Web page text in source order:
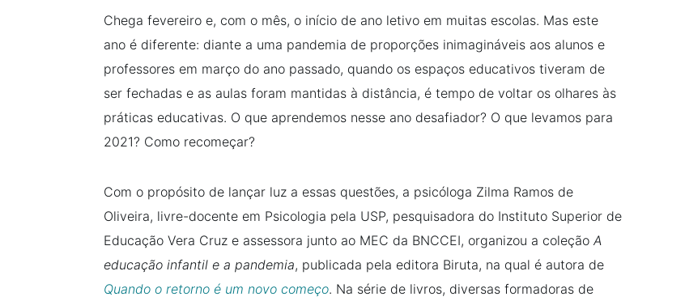
Chega fevereiro e, com o mês, o início de ano letivo em muitas escolas. Mas este
ano é diferente: diante a uma pandemia de proporções inimagináveis aos alunos e
professores em março do ano passado, quando os espaços educativos tiveram de
ser fechadas e as aulas foram mantidas à distância, é tempo de voltar os olhares às
práticas educativas. O que aprendemos nesse ano desafiador? O que levamos para
2021? Como recomeçar?
Com o propósito de lançar luz a essas questões, a psicóloga Zilma Ramos de
Oliveira, livre-docente em Psicologia pela USP, pesquisadora do Instituto Superior de
Educação Vera Cruz e assessora junto ao MEC da BNCCEI, organizou a coleção A
educação infantil e a pandemia, publicada pela editora Biruta, na qual é autora de
Quando o retorno é um novo começo. Na série de livros, diversas formadoras de